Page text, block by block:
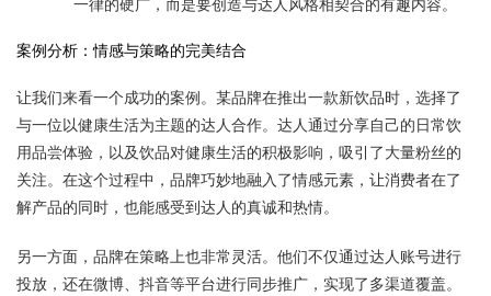
案例分析：情感与策略的完美结合
让我们来看一个成功的案例。某品牌在推出一款新饮品时，选择了
与一位以健康生活为主题的达人合作。达人通过分享自己的日常饮
用品尝体验，以及饮品对健康生活的积极影响，吸引了大量粉丝的
关注。在这个过程中，品牌巧妙地融入了情感元素，让消费者在了
解产品的同时，也能感受到达人的真诚和热情。
另一方面，品牌在策略上也非常灵活。他们不仅通过达人账号进行
投放，还在微博、抖音等平台进行同步推广，实现了多渠道覆盖。